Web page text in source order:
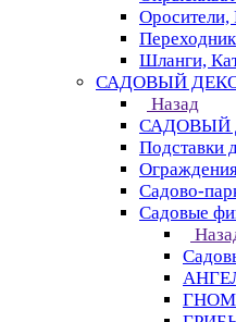
Оросители,
Шланги,
САДОВЫЙ
Назад
САДОВЫЙ
Подставки
Садово-
Садовые